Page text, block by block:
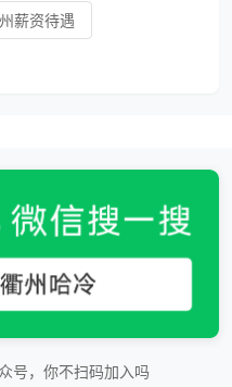
薪资待遇
号，你不扫码加入吗